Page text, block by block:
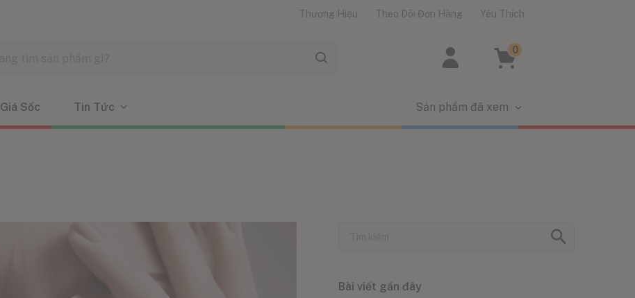
Thương Hiệu Theo Dõi Đơn Hàng Yêu Thích
0
Giá Sốc Tin Tức Sản phẩm đã xem
Bài viết gần đây